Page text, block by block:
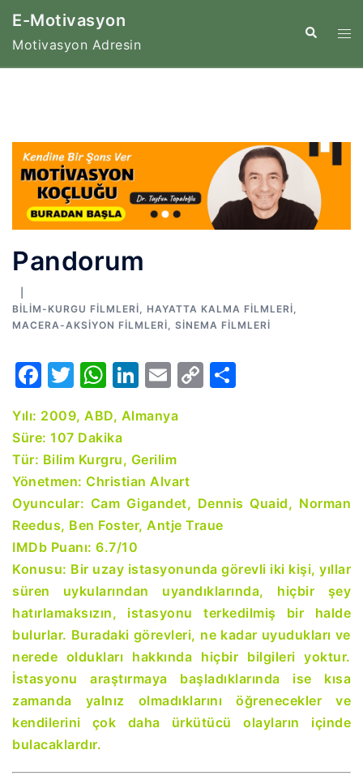
İçeriğe
E-Motivasyon
Motivasyon Adresin
Search
Pandorum
BILIM-KURGU FILMLERI HAYATTA KALMA FILMLERI
MACERA-AKSIYON FILMLERI
SINEMA FILMLERI
Facebook
Twitter
WhatsApp
LinkedIn
Email
Copy
Yılı: 2009, ABD, Almanya
Süre: 107 Dakika
Tür: Bilim Kurgru, Gerilim
Yönetmen: Christian Alvart
Oyuncular: Cam Gigandet, Dennis Quaid, Norman
Reedus, Ben Foster, Antje Traue
IMDb Puanı: 6.7/10
Konusu: Bir uzay istasyonunda görevli iki kişi, yıllar
süren uykularından uyandıklarında, hiçbir şey
hatırlamaksızın, istasyonu terkedilmiş bir halde
bulurlar. Buradaki görevleri, ne kadar uyudukları ve
nerede oldukları hakkında hiçbir bilgileri yoktur.
İstasyonu araştırmaya başladıklarında ise kısa
zamanda yalnız olmadıklarını öğrenecekler ve
kendilerini çok daha ürkütücü olayların içinde
bulacaklardır.